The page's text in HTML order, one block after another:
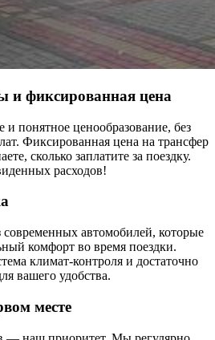
и фиксированная цена
и понятное ценообразование, без
Фиксированная цена на трансфер
сколько заплатите за поездку.
расходов!
автомобилей, которые
комфорт во время поездки.
климат-контроля и достаточно
вашего удобства.
месте